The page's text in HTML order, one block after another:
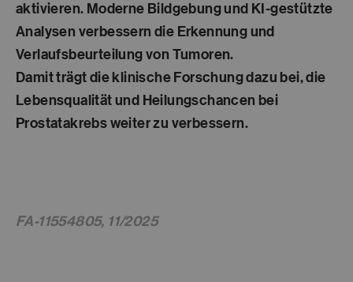
aktivieren. Moderne Bildgebung und KI-gestützte
Analysen verbessern die Erkennung und
Verlaufsbeurteilung von Tumoren.
Damit trägt die klinische Forschung dazu bei, die
Lebensqualität und Heilungschancen bei
Prostatakrebs weiter zu verbessern.
FA-11554805, 11/2025